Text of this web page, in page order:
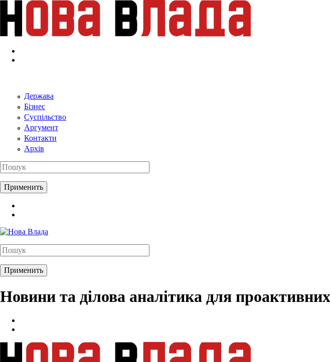
Перейти к основному содержанию
Держава
Бізнес
Суспільство
Аргумент
Контакти
Архів
Новини та ділова аналітика для проактивних